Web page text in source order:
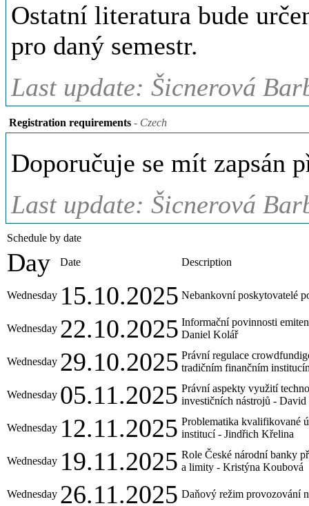
Ostatní literatura bude
pro daný semestr.
Last update: Šicnerová
Registration requirements - Czech
Doporučuje se mít zapsán
Last update: Šicnerová
Schedule by date
Day Date Description
Wednesday 15.10.2025 Nebankovní poskytovatelé
Wednesday 22.10.2025 Informační povinnosti
Daniel Kolář
Wednesday 29.10.2025 Právní regulace
tradičním finančním
Wednesday 05.11.2025 Právní aspekty využití
investičních nástrojů - David
Wednesday 12.11.2025 Problematika kvalifikované
institucí - Jindřich Křelina
Wednesday 19.11.2025 Role České národní banky
a limity - Kristýna Koubová
Wednesday 26.11.2025 Daňový režim provozování